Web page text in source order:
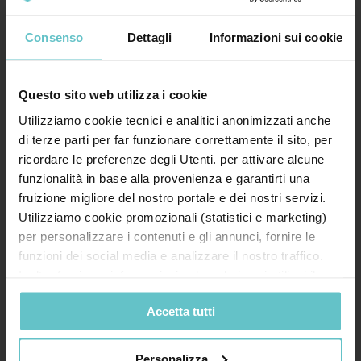
Consenso Dettagli Informazioni sui cookie
Questo sito web utilizza i cookie
Utilizziamo cookie tecnici e analitici anonimizzati anche
di terze parti per far funzionare correttamente il sito, per
ricordare le preferenze degli Utenti. per attivare alcune
funzionalità in base alla provenienza e garantirti una
fruizione migliore del nostro portale e dei nostri servizi.
Utilizziamo cookie promozionali (statistici e marketing)
per personalizzare i contenuti e gli annunci, fornire le
funzioni dei social media e analizzare il nostro traffico.
nostro sito ai nostri partner che si occupano di analisi dei
dati web, pubblicità e social media, i quali potrebbero
combinarle con altre informazioni che hai fornito loro o
che hanno raccolto in base al tuo utilizzo dei loro servizi.
Accetta tutti
Personalizza
SA Finance partner dell’Ordine dei
Dottori Commercialisti e degli
La convenzione stipulata con l’ODCEC di Brescia
rafforza la collaborazione tra SA Finance e i
Approfondisci